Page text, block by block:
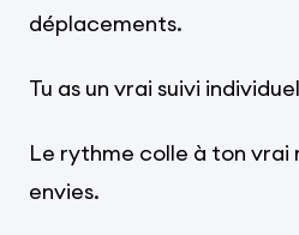
déplacements.
Tu as un vrai suivi
Le rythme colle à ton vrai
envies.